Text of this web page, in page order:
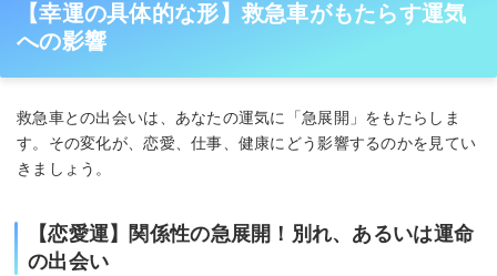
【幸運の具体的な形】救急車がもたらす運気
への影響
救急車との出会いは、あなたの運気に「急展開」をもたらしま
す。その変化が、恋愛、仕事、健康にどう影響するのかを見てい
きましょう。
【恋愛運】関係性の急展開！別れ、あるいは運命
の出会い